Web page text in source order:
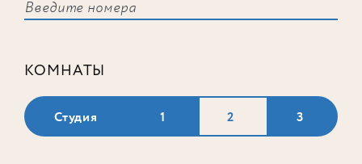
КОМНАТЫ
Студия 1 2 3
соответствует ни одного лота